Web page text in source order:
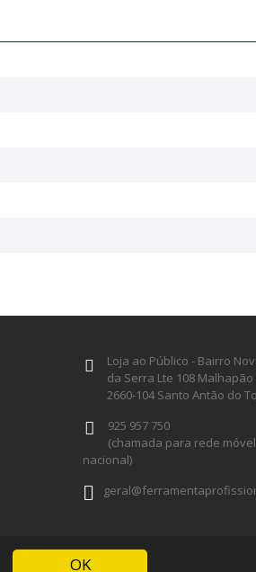
OK
Loja ao Público - Bairro
da Serra Lte 108 Malhapão
2660-104 Santo Antão do
925 957 750
(chamada para rede móvel
nacional)